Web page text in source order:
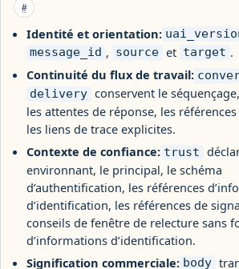
#
Identité et orientation:
message_id , source et target .
Continuité du flux de travail:
delivery conservent le
les attentes de réponse, les
les liens de trace explicites.
Contexte de confiance: trust
environnant, le principal, le schéma
d’authentification, les références
d’identification, les références de
conseils de fenêtre de relecture sans
d’informations d’identification.
Signification commerciale: body